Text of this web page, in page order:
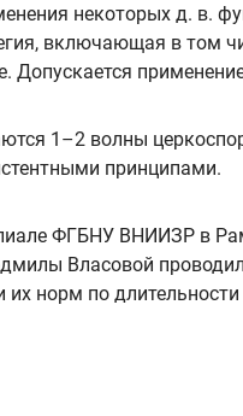
некоторых д. в.
включающая в том
Допускается
1–2 волны
принципами.
ФГБНУ ВНИИЗР в
Власовой
их норм по